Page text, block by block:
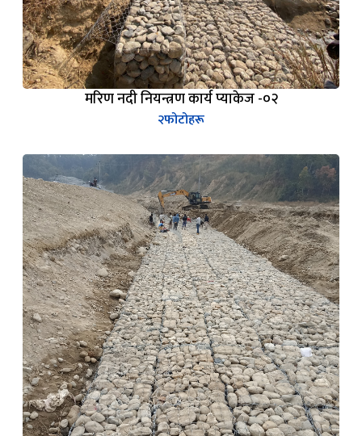
मरिण नदी नियन्त्रण कार्य प्याकेज -०२
२फोटोहरू